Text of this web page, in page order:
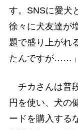
す。SNSに愛犬
徐々に犬友達が
題で盛り上がれ
たんですが……」
チカさんは普
円を使い、犬の
ードを購入する